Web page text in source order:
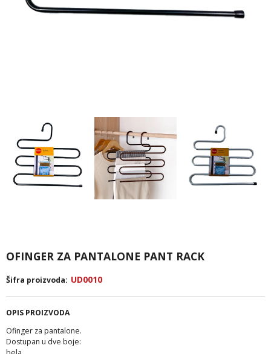
OFINGER ZA PANTALONE PANT RACK
Šifra proizvoda: UD0010
OPIS PROIZVODA
Ofinger za pantalone.
Dostupan u dve boje: